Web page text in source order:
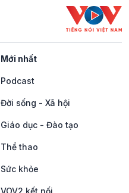
Mới nhất
Podcast
Đời sống - Xã hội
Giáo dục - Đào tạo
Thể thao
Sức khỏe
VOV2 kết nối